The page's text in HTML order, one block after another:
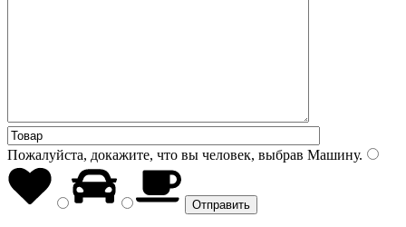
Пожалуйста, докажите, что вы человек, выбрав Машину.